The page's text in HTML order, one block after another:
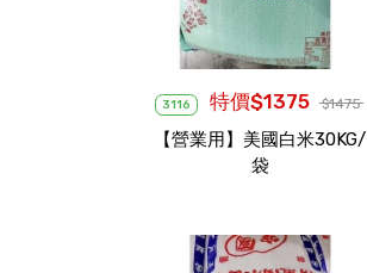
3116 特價$1375 $1475
【營業用】美國白米30KG/
袋